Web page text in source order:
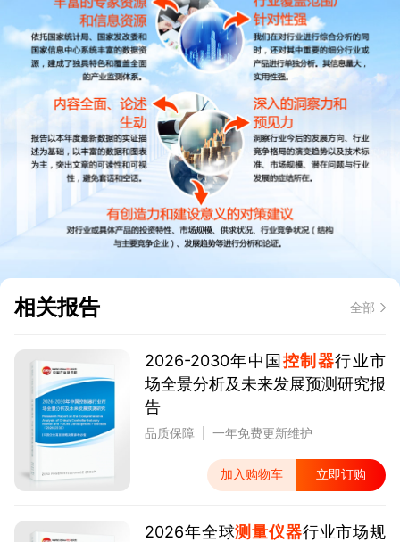
相关报告 全部
2026-2030年中国 控制器行业市
场全景分析及未来发展预测研究报
告
品质保障 一年免费更新维护
加入购物车 立即订购
2026年全球测量仪器行业市场规